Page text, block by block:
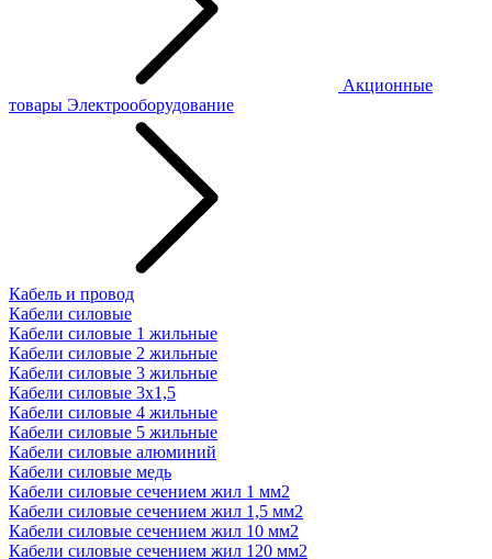
Акционные
товары Электрооборудование
Кабель и провод
Кабели силовые
Кабели силовые 1 жильные
Кабели силовые 2 жильные
Кабели силовые 3 жильные
Кабели силовые 3х1,5
Кабели силовые 4 жильные
Кабели силовые 5 жильные
Кабели силовые алюминий
Кабели силовые медь
Кабели силовые сечением жил 1 мм2
Кабели силовые сечением жил 1,5 мм2
Кабели силовые сечением жил 10 мм2
Кабели силовые сечением жил 120 мм2